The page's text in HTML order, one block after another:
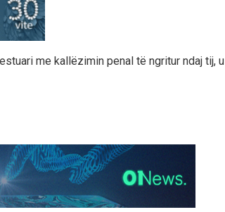
me kallëzimin penal të ngritur ndaj tij, u